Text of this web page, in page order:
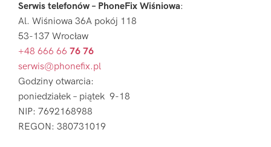
Serwis telefonów – PhoneFix Wiśniowa:
Al. Wiśniowa 36A pokój 118
53-137 Wrocław
+48 666 66 76 76
serwis@phonefix.pl
Godziny otwarcia:
poniedziałek – piątek 9-18
NIP: 7692168988
REGON: 380731019